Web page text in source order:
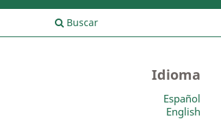
Buscar
Idioma
Español
English